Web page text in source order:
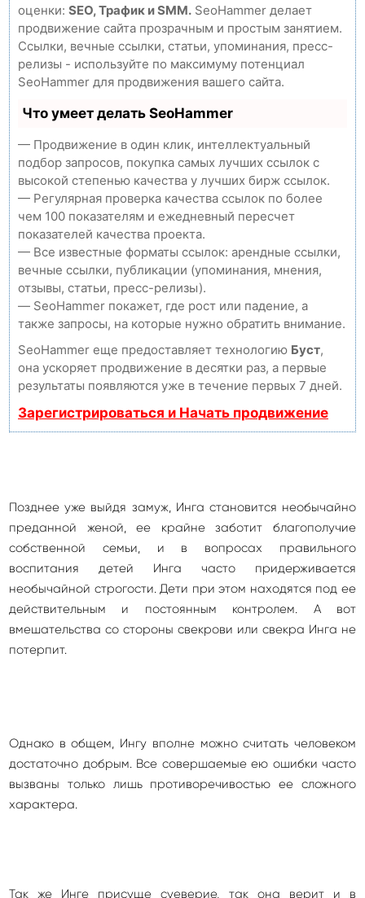
оценки: SEO, Трафик и SMM. SeoHammer делает
продвижение сайта прозрачным и простым занятием.
Ссылки, вечные ссылки, статьи, упоминания, пресс-
релизы - используйте по максимуму потенциал
SeoHammer для продвижения вашего сайта.
Что умеет делать SeoHammer
— Продвижение в один клик, интеллектуальный
подбор запросов, покупка самых лучших ссылок с
высокой степенью качества у лучших бирж ссылок.
— Регулярная проверка качества ссылок по более
чем 100 показателям и ежедневный пересчет
показателей качества проекта.
— Все известные форматы ссылок: арендные ссылки,
вечные ссылки, публикации (упоминания, мнения,
отзывы, статьи, пресс-релизы).
— SeoHammer покажет, где рост или падение, а
также запросы, на которые нужно обратить внимание.
SeoHammer еще предоставляет технологию Буст,
она ускоряет продвижение в десятки раз, а первые
результаты появляются уже в течение первых 7 дней.
Зарегистрироваться и Начать продвижение
Позднее уже выйдя замуж, Инга становится необычайно
преданной женой, ее крайне заботит благополучие
собственной семьи, и в вопросах правильного
воспитания детей Инга часто придерживается
необычайной строгости. Дети при этом находятся под ее
действительным и постоянным контролем. А вот
вмешательства со стороны свекрови или свекра Инга не
потерпит.
Однако в общем, Ингу вполне можно считать человеком
достаточно добрым. Все совершаемые ею ошибки часто
вызваны только лишь противоречивостью ее сложного
характера.
Так же Инге присуще суеверие, так она верит и в